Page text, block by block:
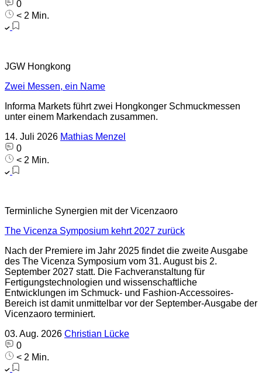
0
< 2 Min.
JGW Hongkong
Zwei Messen, ein Name
Informa Markets führt zwei Hongkonger Schmuckmessen
unter einem Markendach zusammen.
14. Juli 2026 Mathias Menzel
0
< 2 Min.
Terminliche Synergien mit der Vicenzaoro
The Vicenza Symposium kehrt 2027 zurück
Nach der Premiere im Jahr 2025 findet die zweite Ausgabe
des The Vicenza Symposium vom 31. August bis 2.
September 2027 statt. Die Fachveranstaltung für
Fertigungstechnologien und wissenschaftliche
Entwicklungen im Schmuck- und Fashion-Accessoires-
Bereich ist damit unmittelbar vor der September-Ausgabe der
Vicenzaoro terminiert.
03. Aug. 2026 Christian Lücke
0
< 2 Min.